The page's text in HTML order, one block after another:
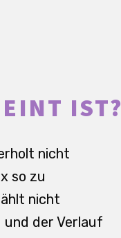
IST?
nicht
so zu
nicht
und der Verlauf